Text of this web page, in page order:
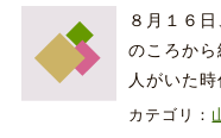
８月１６
のころか
人がいた
カテゴリ：